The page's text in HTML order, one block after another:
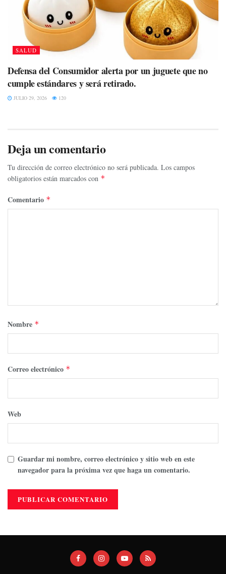
SALUD
Defensa del Consumidor alerta por un juguete que no
cumple estándares y será retirado.
JULIO 29, 2026 120
Deja un comentario
Tu dirección de correo electrónico no será publicada. Los campos
obligatorios están marcados con *
Comentario *
Nombre *
Correo electrónico *
Web
Guardar mi nombre, correo electrónico y sitio web en este
navegador para la próxima vez que haga un comentario.